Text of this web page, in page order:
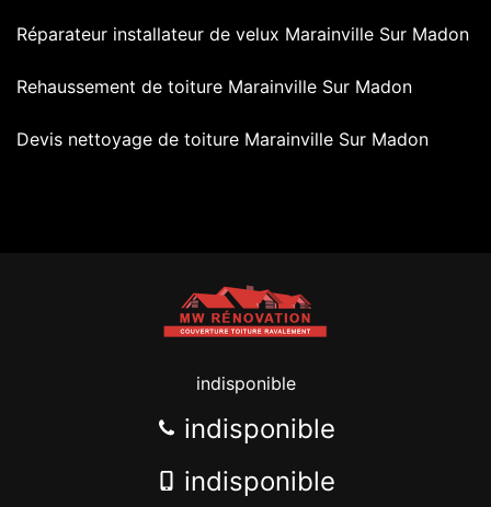
Réparateur installateur de velux Marainville Sur Madon
Rehaussement de toiture Marainville Sur Madon
Devis nettoyage de toiture Marainville Sur Madon
indisponible
indisponible
indisponible